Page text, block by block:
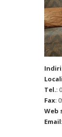
Tel.:
Fax:
Web
Email: